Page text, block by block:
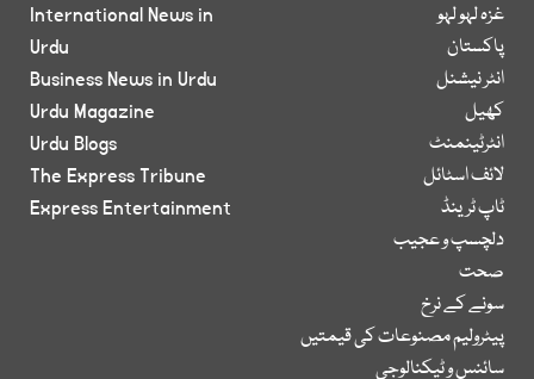
غزہ لہو لہو
پاکستان
انٹر نیشنل
کھیل
انٹرٹینمنٹ
لائف اسٹائل
ٹاپ ٹرینڈ
دلچسپ و عجیب
صحت
سونے کے نرخ
پیٹرولیم مصنوعات کی قیمتیں
سائنس و ٹیکنالوجی
International News in
Urdu
Business News in Urdu
Urdu Magazine
Urdu Blogs
The Express Tribune
Express Entertainment